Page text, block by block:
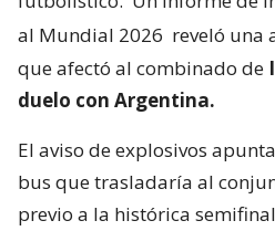
al Mundial 2026 reveló una
que afectó al combinado de
duelo con Argentina.
El aviso de explosivos
bus que trasladaría al
previo a la histórica